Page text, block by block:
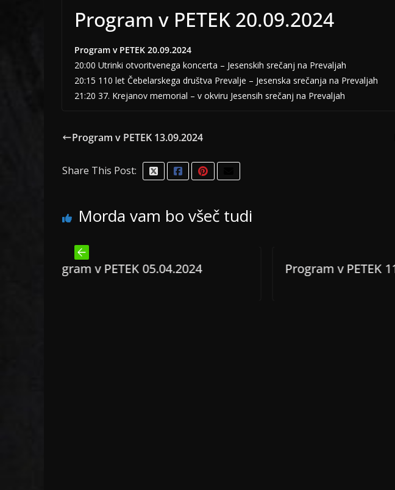
Program v PETEK 20.09.2024
Program v PETEK 20.09.2024
20:00 Utrinki otvoritvenega koncerta – Jesenskih srečanj na Prevaljah
20:15 110 let Čebelarskega društva Prevalje – Jesenska srečanja na Prevaljah
21:20 37. Krejanov memorial – v okviru Jesensih srečanj na Prevaljah
Program v PETEK 13.09.2024
Share This Post:
Morda vam bo všeč tudi
05.04.2024 Program v PETEK 11.10.2024